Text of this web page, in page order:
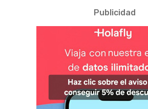
Publicidad